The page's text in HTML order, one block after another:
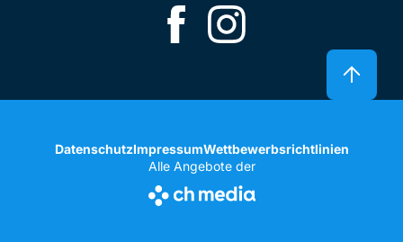
DatenschutzImpressumWettbewerbsrichtlinien
Alle Angebote der